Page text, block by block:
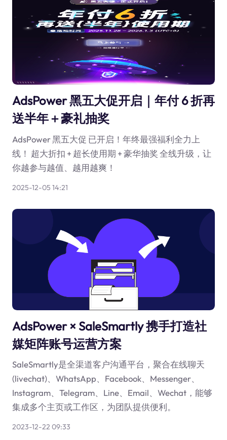
AdsPower 黑五大促开启｜年付 6 折再
送半年＋豪礼抽奖
AdsPower 黑五大促 已开启！年终最强福利全力上
线！ 超大折扣 + 超长使用期 + 豪华抽奖 全线升级，让
你越参与越值、越用越爽！
2025-12-05 14:21
AdsPower × SaleSmartly 携手打造社
媒矩阵账号运营方案
SaleSmartly是全渠道客户沟通平台，聚合在线聊天
(livechat)、WhatsApp、Facebook、Messenger、
Instagram、Telegram、Line、Email、Wechat，能够
集成多个主页或工作区，为团队提供便利。
2023-12-22 09:33